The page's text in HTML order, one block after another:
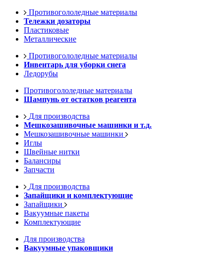
Противогололедные материалы
Тележки дозаторы
Пластиковые
Металлические
Противогололедные материалы
Инвентарь для уборки снега
Ледорубы
Противогололедные материалы
Шампунь от остатков реагента
Для производства
Мешкозашивочные машинки и т.д.
Мешкозашивочные машинки
Иглы
Швейные нитки
Балансиры
Запчасти
Для производства
Запайщики и комплектующие
Запайщики
Вакуумные пакеты
Комплектующие
Для производства
Вакуумные упаковщики